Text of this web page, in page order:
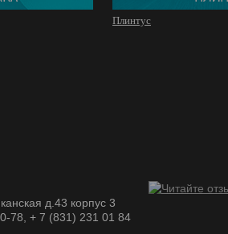
Плинтус
д.43 корпус 3
78, + 7 (831) 231 01 84